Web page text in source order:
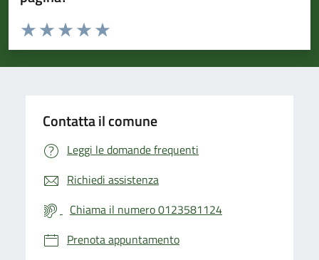
Valuta da 1 a 5 stelle la pagina
Valuta 5 stelle su 5
Valuta 4 stelle su 5
Valuta 3 stelle su 5
Valuta 2 stelle su 5
Valuta 1 stelle su 5
Contatta il comune
Leggi le domande frequenti
Richiedi assistenza
Chiama il numero 0123581124
Prenota appuntamento